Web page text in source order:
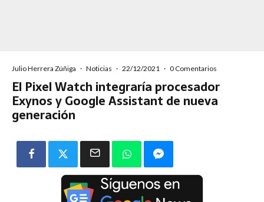
Julio Herrera Zúñiga · Noticias · 22/12/2021 · 0 Comentarios
El Pixel Watch integraría procesador
Exynos y Google Assistant de nueva
generación